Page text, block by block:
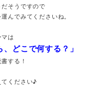
そうですので
んでみてくださいね。
は
どこで何する？」
する！
ください♪